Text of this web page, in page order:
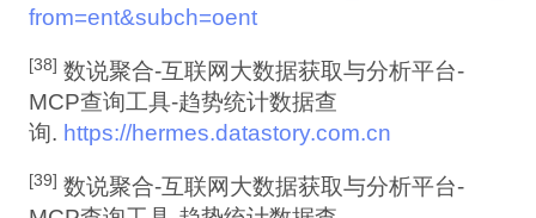
from=ent&subch=oent
[38] 数说聚合-互联网大数据获取与分析平台-
MCP查询工具-趋势统计数据查
询. https://hermes.datastory.com.cn
[39] 数说聚合-互联网大数据获取与分析平台-